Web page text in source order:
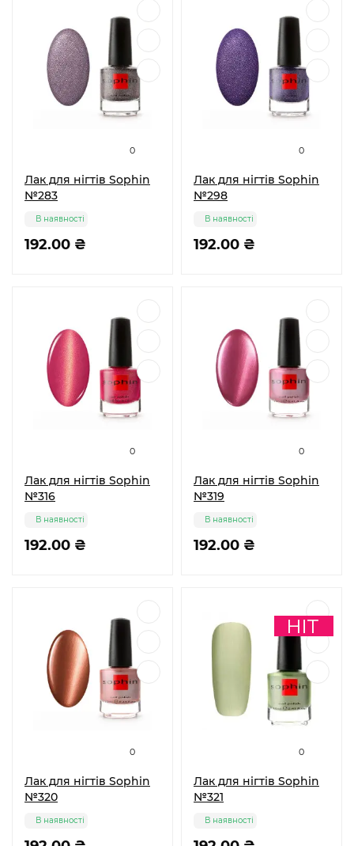
0
Лак для нігтів Sophin
№283
192.00 ₴
В наявності
0
Лак для нігтів Sophin
№298
192.00 ₴
В наявності
0
Лак для нігтів Sophin
№316
192.00 ₴
В наявності
0
Лак для нігтів Sophin
№319
192.00 ₴
В наявності
0
Лак для нігтів Sophin
№320
В наявності
0
Лак для нігтів Sophin
№321
В наявності